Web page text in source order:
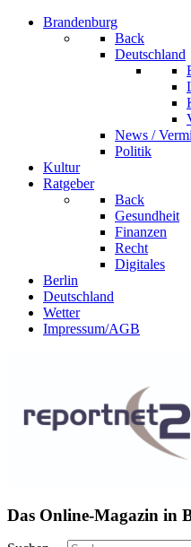
Brandenburg
Back
Deutschland
News /
Politik
Kultur
Ratgeber
Back
Gesundheit
Finanzen
Recht
Digitales
Berlin
Deutschland
Wetter
Impressum/AGB
Das Online-Magazin in